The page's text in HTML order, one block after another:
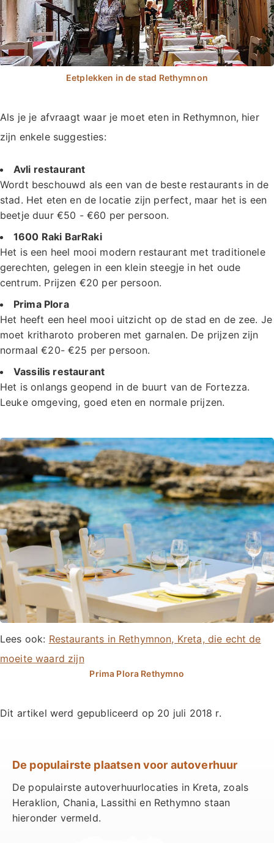
Als je je afvraagt waar je moet eten in Rethymnon, hier
zijn enkele suggesties:
Avli restaurant
Wordt beschouwd als een van de beste restaurants in de
stad. Het eten en de locatie zijn perfect, maar het is een
beetje duur €50 - €60 per persoon.
1600 Raki BarRaki
Het is een heel mooi modern restaurant met traditionele
gerechten, gelegen in een klein steegje in het oude
centrum. Prijzen €20 per persoon.
Prima Plora
Het heeft een heel mooi uitzicht op de stad en de zee. Je
moet kritharoto proberen met garnalen. De prijzen zijn
normaal €20- €25 per persoon.
Vassilis restaurant
Het is onlangs geopend in de buurt van de Fortezza.
Leuke omgeving, goed eten en normale prijzen.
Lees ook: Restaurants in Rethymnon, Kreta, die echt de
moeite waard zijn
Dit artikel werd gepubliceerd op 20 juli 2018 r.
De populairste plaatsen voor autoverhuur
De populairste autoverhuurlocaties in Kreta, zoals
Heraklion, Chania, Lassithi en Rethymno staan
hieronder vermeld.